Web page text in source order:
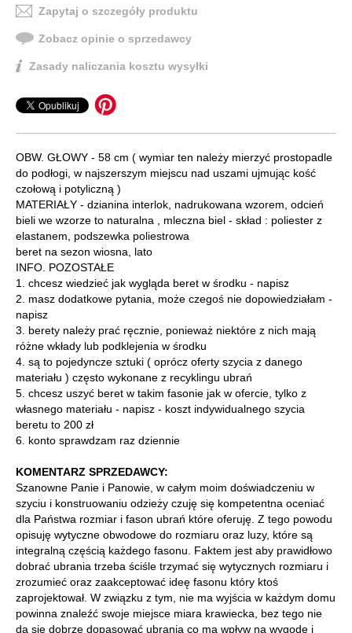
Zapytaj o szczegóły produktu
Zobacz opinie o sprzedawcy
Zasady naliczania kosztu wysyłki
OBW. GŁOWY - 58 cm ( wymiar ten należy mierzyć prostopadle
do podłogi, w najszerszym miejscu nad uszami ujmując kość
czołową i potyliczną )
MATERIAŁY - dzianina interlok, nadrukowana wzorem, odcień
bieli we wzorze to naturalna , mleczna biel - skład : poliester z
elastanem, podszewka poliestrowa
beret na sezon wiosna, lato
INFO. POZOSTAŁE
1. chcesz wiedzieć jak wygląda beret w środku - napisz
2. masz dodatkowe pytania, może czegoś nie dopowiedziałam -
napisz
3. berety należy prać ręcznie, ponieważ niektóre z nich mają
różne wkłady lub podklejenia w środku
4. są to pojedyncze sztuki ( oprócz oferty szycia z danego
materiału ) często wykonane z recyklingu ubrań
5. chcesz uszyć beret w takim fasonie jak w ofercie, tylko z
własnego materiału - napisz - koszt indywidualnego szycia
beretu to 200 zł
6. konto sprawdzam raz dziennie
KOMENTARZ SPRZEDAWCY:
Szanowne Panie i Panowie, w całym moim doświadczeniu w
szyciu i konstruowaniu odzieży czuję się kompetentna oceniać
dla Państwa rozmiar i fason ubrań które oferuję. Z tego powodu
opisuję wytyczne obwodowe do rozmiaru oraz luzy, które są
integralną częścią każdego fasonu. Faktem jest aby prawidłowo
dobrać ubrania trzeba ściśle trzymać się wytycznych rozmiaru i
zrozumieć oraz zaakceptować ideę fasonu który ktoś
zaprojektował. W związku z tym, nie ma wyjścia w każdym domu
powinna znaleźć swoje miejsce miara krawiecka, bez tego nie
da się dobrze dopasować ubrania co ma wpływ na wygodę i